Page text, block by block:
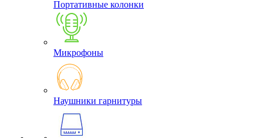
Портативные колонки
Микрофоны
Наушники гарнитуры